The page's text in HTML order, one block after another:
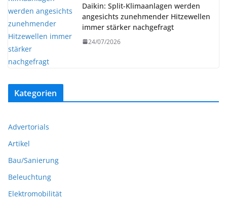
Daikin: Split-Klimaanlagen werden
angesichts zunehmender Hitzewellen
immer stärker nachgefragt
24/07/2026
Kategorien
Advertorials
Artikel
Bau/Sanierung
Beleuchtung
Elektromobilität